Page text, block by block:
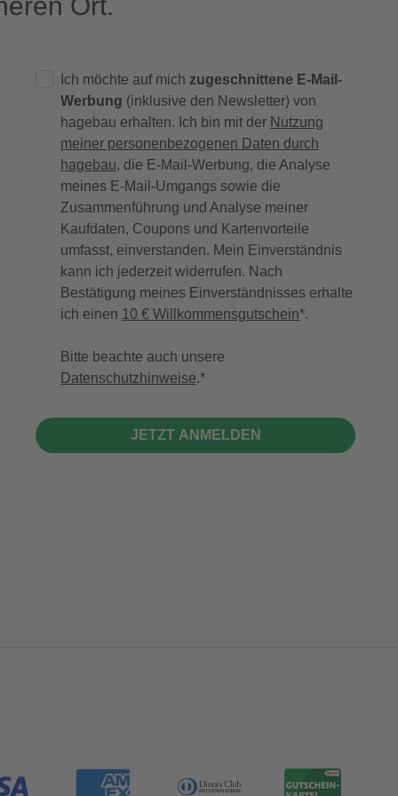
Ort.
Ich möchte auf mich zugeschnittene E-Mail-
Werbung (inklusive den Newsletter) von
hagebau erhalten. Ich bin mit der Nutzung
meiner personenbezogenen Daten durch
hagebau, die E-Mail-Werbung, die Analyse
meines E-Mail-Umgangs sowie die
Zusammenführung und Analyse meiner
Kaufdaten, Coupons und Kartenvorteile
umfasst, einverstanden. Mein Einverständnis
kann ich jederzeit widerrufen. Nach
Bestätigung meines Einverständnisses erhalte
ich einen 10 € Willkommensgutschein*.
Bitte beachte auch unsere
Datenschutzhinweise.
JETZT ANMELDEN